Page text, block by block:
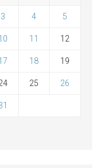
3 4 5
11 12
18 19
25 26